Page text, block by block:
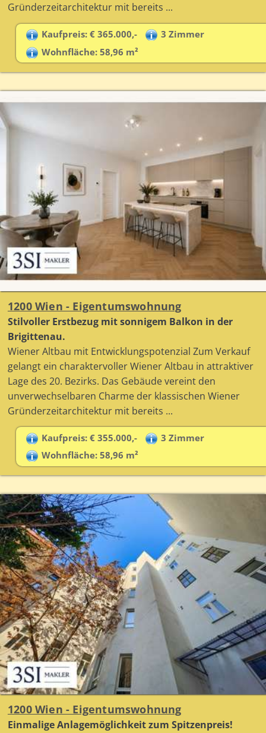
Gründerzeitarchitektur mit bereits ...
Kaufpreis: € 365.000,-
3 Zimmer
Wohnfläche: 58,96 m²
1200 Wien - Eigentumswohnung
Stilvoller Erstbezug mit sonnigem Balkon in der
Brigittenau.
Wiener Altbau mit Entwicklungspotenzial Zum Verkauf
gelangt ein charaktervoller Wiener Altbau in attraktiver
Lage des 20. Bezirks. Das Gebäude vereint den
unverwechselbaren Charme der klassischen Wiener
Gründerzeitarchitektur mit bereits ...
Kaufpreis: € 355.000,-
3 Zimmer
Wohnfläche: 58,96 m²
1200 Wien - Eigentumswohnung
Einmalige Anlagemöglichkeit zum Spitzenpreis!